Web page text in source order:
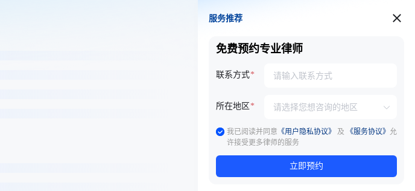
服务推荐
服务推荐
免费预约专业律师
联系方式
所在地区
我已阅读并同意 《用户隐私协议》 及 《服务协议》 允
许接受更多律师的服务
立即预约